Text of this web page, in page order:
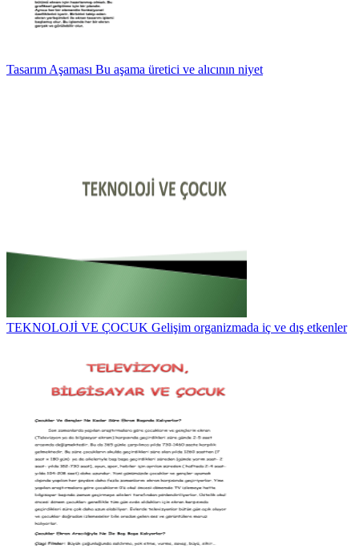
Tasarım Aşaması Bu aşama üretici ve alıcının niyet
TEKNOLOJİ VE ÇOCUK Gelişim organizmada iç ve dış etkenler